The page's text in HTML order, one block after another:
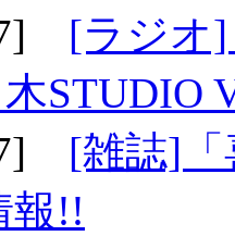
[ラジオ]
木STUDIO
[雑誌]「
報!!